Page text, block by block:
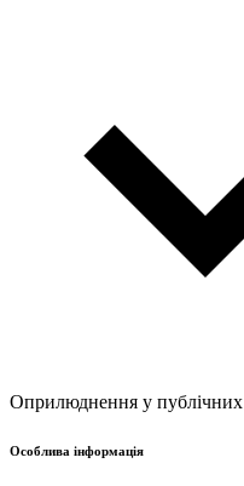
Оприлюднення у публічних
Особлива інформація